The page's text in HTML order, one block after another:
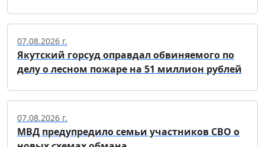
07.08.2026 г.
Якутский горсуд оправдал обвиняемого по
делу о лесном пожаре на 51 миллион рублей
07.08.2026 г.
МВД предупредило семьи участников СВО о